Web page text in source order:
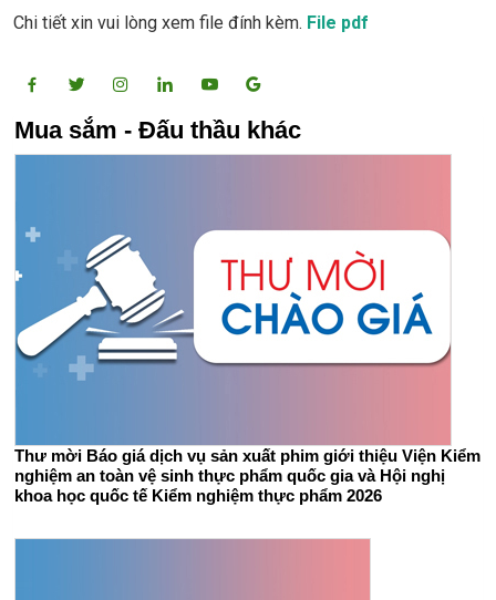
Chi tiết xin vui lòng xem file đính kèm. File pdf
Mua sắm - Đấu thầu khác
Thư mời Báo giá dịch vụ sản xuất phim giới thiệu Viện Kiểm
nghiệm an toàn vệ sinh thực phẩm quốc gia và Hội nghị
khoa học quốc tế Kiểm nghiệm thực phẩm 2026